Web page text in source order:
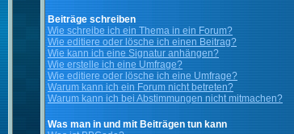
Beiträge schreiben
Wie schreibe ich ein Thema in ein Forum?
Wie editiere oder lösche ich einen Beitrag?
Wie kann ich eine Signatur anhängen?
Wie erstelle ich eine Umfrage?
Wie editiere oder lösche ich eine Umfrage?
Warum kann ich ein Forum nicht betreten?
Warum kann ich bei Abstimmungen nicht mitmachen?
Was man in und mit Beiträgen tun kann